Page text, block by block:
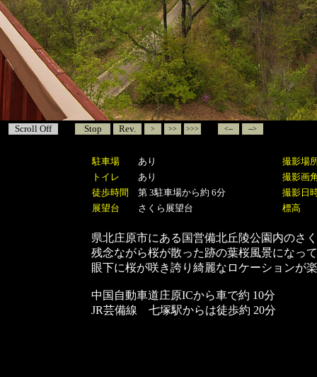
Scroll Off Stop Rev. > >> >>> <-- -->
駐車場 あり
撮影場
トイレ
あり
撮影画
徒歩時間
第 3駐車場から約 6分
撮影日
展望台
さくら展望台 標高
県北庄原市にある国営備北丘陵公園内のさ
残念ながら桜が散った跡の葉桜風景になっ
眼下に桜が咲き誇り綺麗なロケーションが
中国自動車道庄原ICから車で約 10分
JR芸備線 七塚駅からは徒歩約 20分